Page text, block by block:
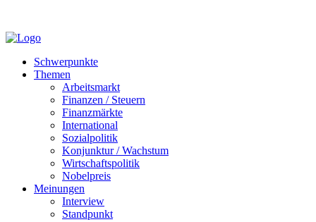
Schwerpunkte
Themen
Arbeitsmarkt
Finanzen / Steuern
Finanzmärkte
International
Sozialpolitik
Konjunktur / Wachstum
Wirtschaftspolitik
Nobelpreis
Meinungen
Interview
Standpunkt